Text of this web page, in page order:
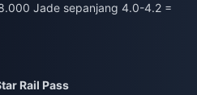
Jade sepanjang 4.0-4.2 =
Rail Pass